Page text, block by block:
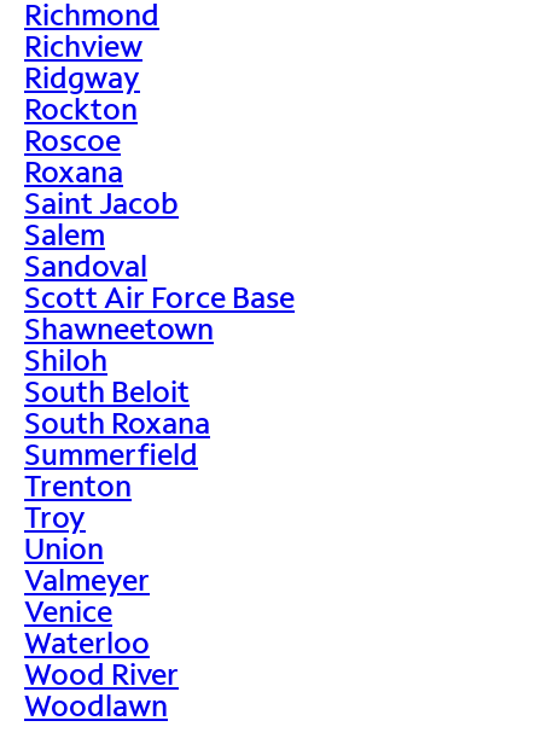
Richmond
Richview
Ridgway
Rockton
Roscoe
Roxana
Saint Jacob
Salem
Sandoval
Scott Air Force Base
Shawneetown
Shiloh
South Beloit
South Roxana
Summerfield
Trenton
Troy
Union
Valmeyer
Venice
Waterloo
Wood River
Woodlawn